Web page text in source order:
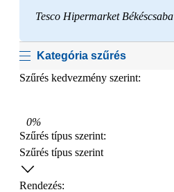
Tesco Hipermarket Békéscsaba
Kategória szűrés
Szűrés kedvezmény szerint:
0%
Szűrés típus szerint:
Szűrés típus szerint
Rendezés: